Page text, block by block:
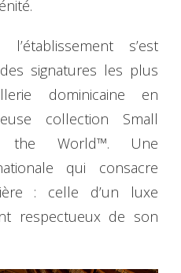
s’est
signatures les plus
dominicaine en
collection Small
the World™. Une
qui consacre
: celle d’un luxe
respectueux de son